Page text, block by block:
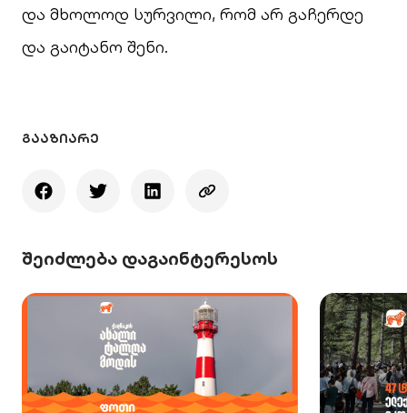
და მხოლოდ სურვილი, რომ არ გაჩერდე
და გაიტანო შენი.
ᲒᲐᲐᲖᲘᲐᲠᲔ
შეიძლება დაგაინტერესოს